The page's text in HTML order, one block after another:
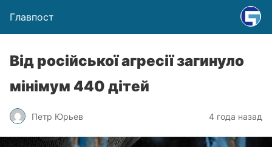
Главпост
Від російської агресії загинуло
мінімум 440 дітей
Петр Юрьев 4 года назад